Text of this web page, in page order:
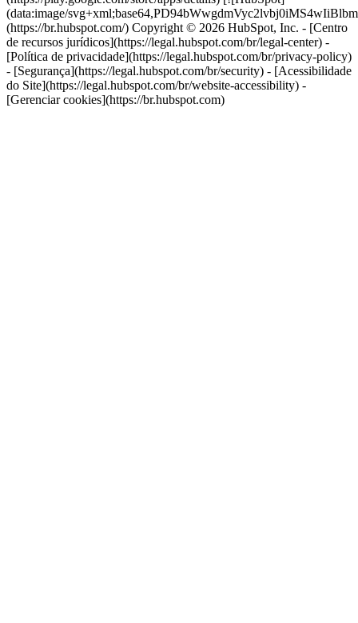
(data:image/
(https://br.hubspot.com/) Copyright © 2026 HubSpot, Inc. - [Centro
de recursos jurídicos](https://legal.hubspot.com/br/legal-center) -
[Política de privacidade](https://legal.hubspot.com/br/privacy-policy)
- [Segurança](https://legal.hubspot.com/br/security) - [Acessibilidade
do Site](https://legal.hubspot.com/br/website-accessibility) -
[Gerenciar cookies](https://br.hubspot.com)